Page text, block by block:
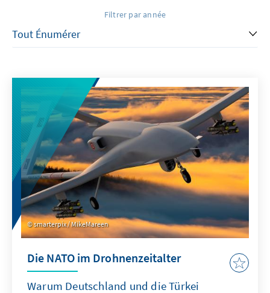
Filtrer par année
smarterpix / MikeMareen
Die NATO im Drohnenzeitalter
Warum Deutschland und die Türkei